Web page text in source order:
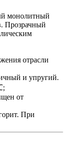
монолитный
Прозрачный
отрасли
и упругий.
от
При